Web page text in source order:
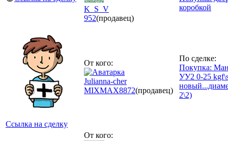
K_S_V
952(продавец)
коробкой
Ссылка на сделку
От кого:
Julianna-cher
MIXMAX8872(продавец)
По сделке:
Покупка:
УУ2 0-25
2\2)
От кого: